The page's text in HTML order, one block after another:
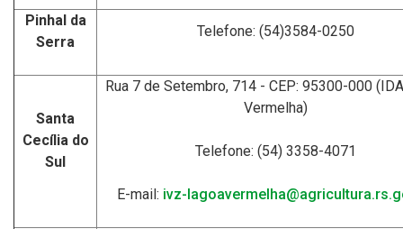
Pinhal da
Serra
Telefone: (54)3584-0250
Santa
Cecília do
Sul
Rua 7 de Setembro, 714 - CEP: 95300-000
Vermelha)
Telefone: (54) 3358-4071
E-mail: ivz-